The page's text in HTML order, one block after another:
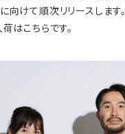
向けて順次リリースします。
はこちらです。